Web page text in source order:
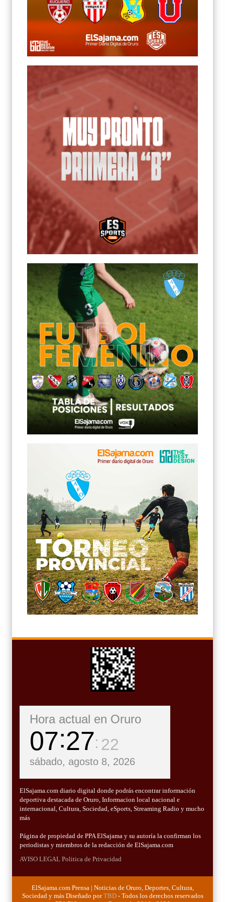
Hora actual en Oruro
07 27 23
sábado, agosto 8, 2026
ElSajama.com diario digital donde podrás encontrar información
deportiva destacada de Oruro, Informacion local nacional e
internacional, Cultura, Sociedad, eSports, Streaming Radio y mucho
más
Página de propiedad de PPA ElSajama y su autoría la confirman los
periodistas y miembros de la redacción de ElSajama.com
AVISO LEGAL Politica de Privacidad
ElSajama.com Prensa | Noticias de Oruro, Deportes, Cultura,
Sociedad y más Diseñado porTBD- Todos los derechos reservados